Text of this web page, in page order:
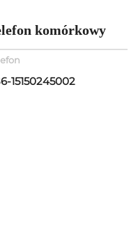
komórkowy
15150245002